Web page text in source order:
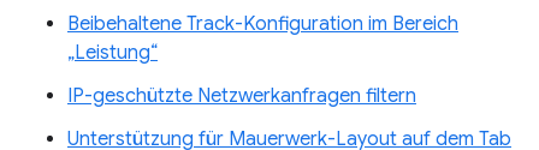
Beibehaltene Track-Konfiguration im Bereich
„Leistung“
IP-geschützte Netzwerkanfragen filtern
Unterstützung für Mauerwerk-Layout auf dem Tab